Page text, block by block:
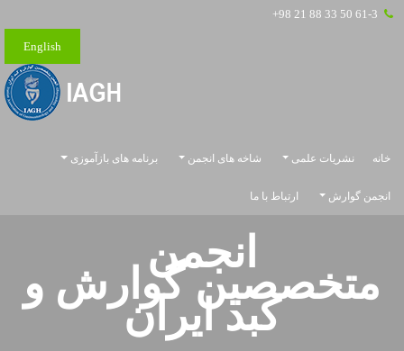
+98 21 88 33 50 61-3
English
خانه نشریات علمی شاخه های انجمن برنامه های بازآموزی
انجمن گوارش ارتباط با ما
انجمن
متخصصینگوارش و
کبد ایران